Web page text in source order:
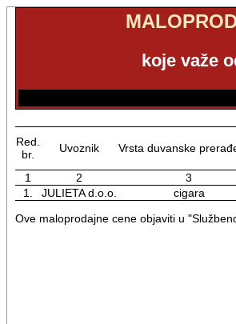
koje važe
Red.
br.
Uvoznik Vrsta duvanske
1 2 3
1.
JULIETA d.o.o. cigara
Ove maloprodajne cene objaviti u